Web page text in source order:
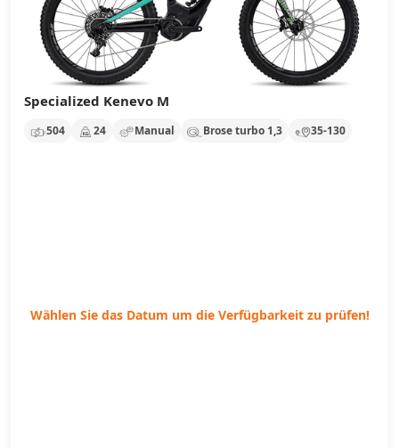
Specialized Kenevo M
504 24 Manual Brose turbo 1,3 35-130
Wählen Sie das Datum um die Verfügbarkeit zu prüfen!